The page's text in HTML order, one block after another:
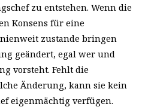
zu entstehen. Wenn die
Konsens für eine
zustande bringen
geändert, egal wer und
vorsteht. Fehlt die
Änderung, kann sie kein
eigenmächtig verfügen.